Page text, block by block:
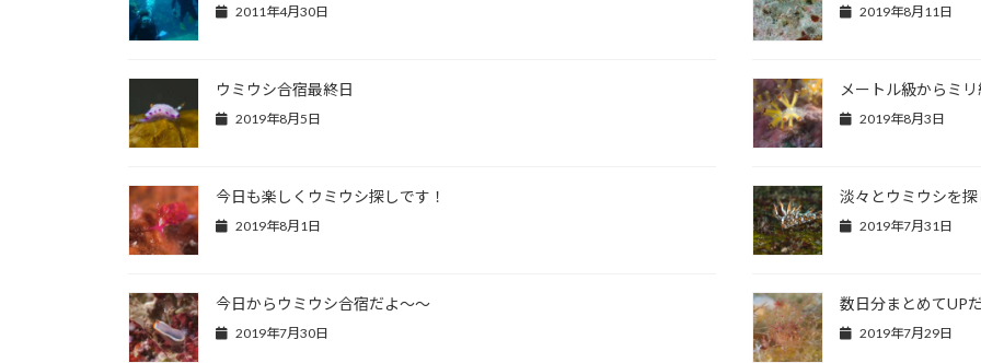
2011年4月30日 2019年8月11日
ウミウシ合宿最終日
2019年8月5日
メートル級からミ
2019年8月3日
今日も楽しくウミウシ探しです！
2019年8月1日
淡々とウミウシを探
2019年7月31日
今日からウミウシ合宿だよ～～
2019年7月30日
数日分まとめてUP
2019年7月29日